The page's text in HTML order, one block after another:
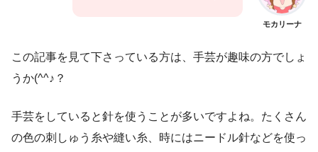
モカリーナ
この記事を見て下さっている方は、手芸が趣味の方でしょ
うか(^^♪？
手芸をしていると針を使うことが多いですよね。たくさん
の色の刺しゅう糸や縫い糸、時にはニードル針などを使っ